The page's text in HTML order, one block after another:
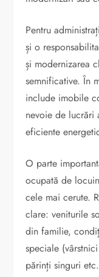
Pentru
și o
și modernizarea
semnificative. În
include imobile
nevoie de lucrări
eficiente
O parte
ocupată de
cele mai cerute.
clare: veniturile
din familie,
speciale
părinți singuri